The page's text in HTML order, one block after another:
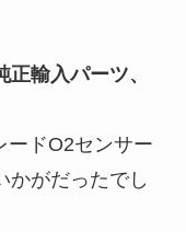
輸入パーツ、
ードO2センサー
かがだったでし